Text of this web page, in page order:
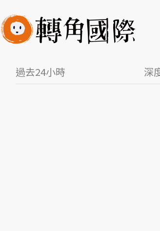
過去24小時 深